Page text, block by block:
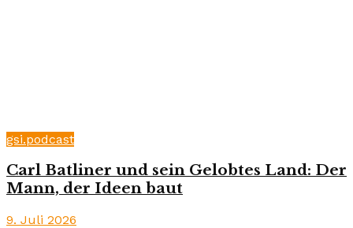
gsi.podcast
Carl Batliner und sein Gelobtes Land: Der
Mann, der Ideen baut
9. Juli 2026